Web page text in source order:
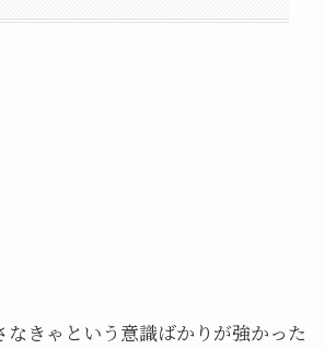
きゃという意識ばかりが強かった